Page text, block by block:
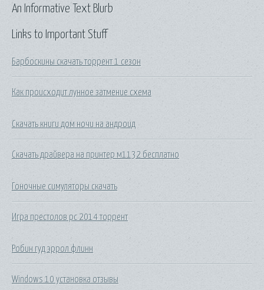
Links to Important Stuff
Барбоскины скачать торрент 1 сезон
Как происходит лунное затмение схема
Скачать книги дом ночи на андроид
Скачать драйвера на принтер м1132 бесплатно
Гоночные симуляторы скачать
Игра престолов pc 2014 торрент
Робин гуд эррол флинн
Windows 10 установка отзывы
An Informative Text Blurb